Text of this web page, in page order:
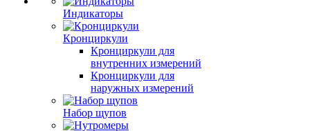
Индикаторы
Кронциркули
Кронциркули для
внутренних измерений
Кронциркули для
наружных измерений
Набор щупов